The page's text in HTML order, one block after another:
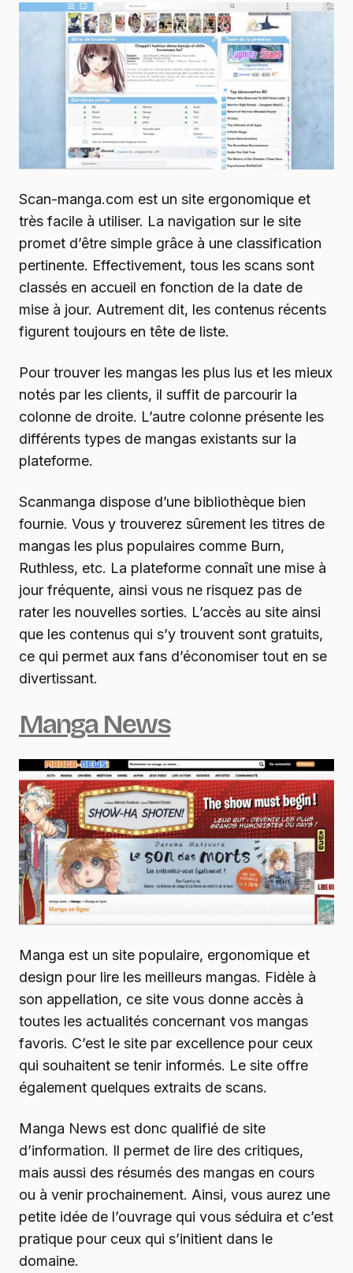
Scan-manga.com est un site ergonomique et
très facile à utiliser. La navigation sur le site
promet d’être simple grâce à une classification
pertinente. Effectivement, tous les scans sont
classés en accueil en fonction de la date de
mise à jour. Autrement dit, les contenus récents
figurent toujours en tête de liste.
Pour trouver les mangas les plus lus et les mieux
notés par les clients, il suffit de parcourir la
colonne de droite. L’autre colonne présente les
différents types de mangas existants sur la
plateforme.
Scanmanga dispose d’une bibliothèque bien
fournie. Vous y trouverez sûrement les titres de
mangas les plus populaires comme Burn,
Ruthless, etc. La plateforme connaît une mise à
jour fréquente, ainsi vous ne risquez pas de
rater les nouvelles sorties. L’accès au site ainsi
que les contenus qui s’y trouvent sont gratuits,
ce qui permet aux fans d’économiser tout en se
divertissant.
Manga News
Manga est un site populaire, ergonomique et
design pour lire les meilleurs mangas. Fidèle à
son appellation, ce site vous donne accès à
toutes les actualités concernant vos mangas
favoris. C’est le site par excellence pour ceux
qui souhaitent se tenir informés. Le site offre
également quelques extraits de scans.
Manga News est donc qualifié de site
d’information. Il permet de lire des critiques,
mais aussi des résumés des mangas en cours
ou à venir prochainement. Ainsi, vous aurez une
petite idée de l’ouvrage qui vous séduira et c’est
pratique pour ceux qui s’initient dans le
domaine.